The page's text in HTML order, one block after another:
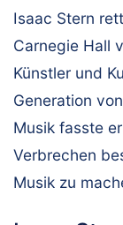
Isaac Stern
Carnegie Hall
Künstler und
Generation
Musik fasste
Verbrechen
Musik zu